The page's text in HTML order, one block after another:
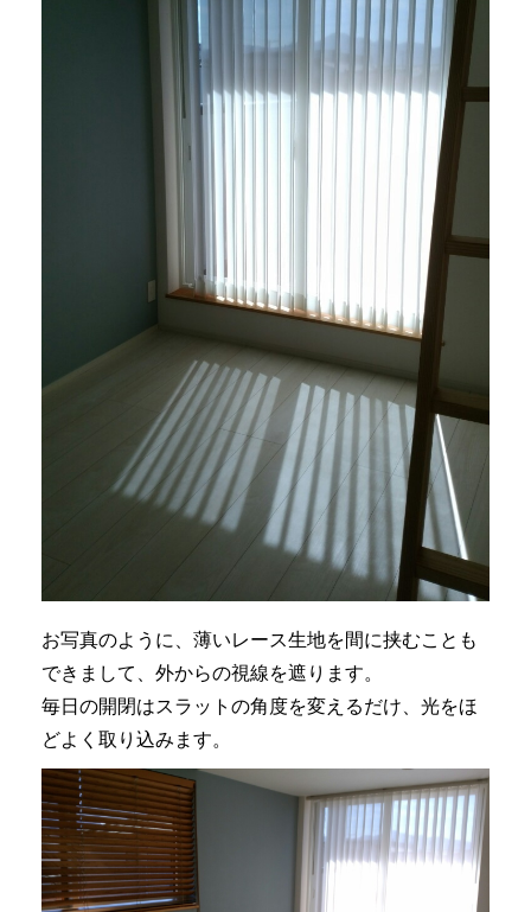
お写真のように、薄いレース生地を間に挟むことも
できまして、外からの視線を遮ります。
毎日の開閉はスラットの角度を変えるだけ、光をほ
どよく取り込みます。